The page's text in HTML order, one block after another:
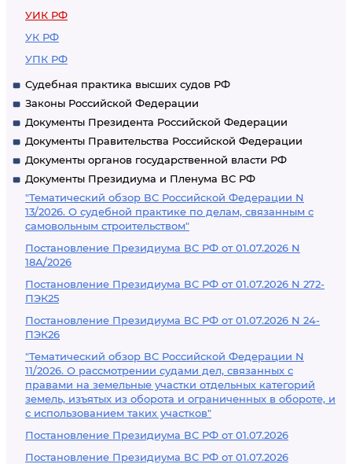
УИК РФ
УК РФ
УПК РФ
Судебная практика высших судов РФ
Законы Российской Федерации
Документы Президента Российской Федерации
Документы Правительства Российской Федерации
Документы органов государственной власти РФ
Документы Президиума и Пленума ВС РФ
"Тематический обзор ВС Российской Федерации N
13/2026. О судебной практике по делам, связанным с
самовольным строительством"
Постановление Президиума ВС РФ от 01.07.2026 N
18А/2026
Постановление Президиума ВС РФ от 01.07.2026 N 272-
ПЭК25
Постановление Президиума ВС РФ от 01.07.2026 N 24-
ПЭК26
"Тематический обзор ВС Российской Федерации N
11/2026. О рассмотрении судами дел, связанных с
правами на земельные участки отдельных категорий
земель, изъятых из оборота и ограниченных в обороте, и
с использованием таких участков"
Постановление Президиума ВС РФ от 01.07.2026
Постановление Президиума ВС РФ от 01.07.2026